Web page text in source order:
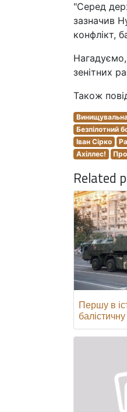
"Серед
зазначив
конфлікт,
Нагадуємо,
зенітних
Також
Винищувальна
Безпілотний
Іван Сірко
Ахіллес!
Related
Першу в